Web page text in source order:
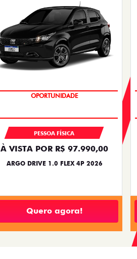
OPORTUNIDADE
PESSOA FÍSICA
À VISTA POR R$ 97.990,00
ARGO DRIVE 1.0 FLEX 4P 2026
Quero agora!